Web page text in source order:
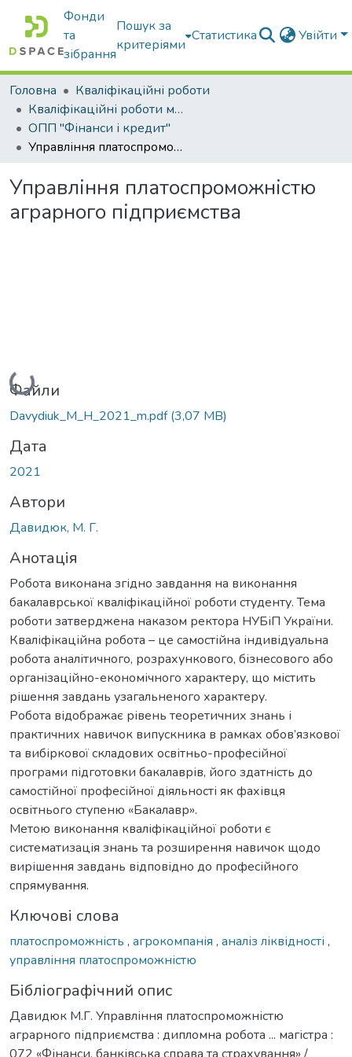
Фонди
та
зібрання
Пошук за
критеріями
Статистика Увійти
Головна
Кваліфікаційні роботи
Кваліфікаційні роботи магістрів
ОПП "Фінанси і кредит"
Управління платоспроможністю аграрного підприємства
Управління платоспроможністю
аграрного підприємства
Вантажиться...
Файли
Davydiuk_M_H_2021_m.pdf(3,07 MB)
Дата
2021
Автори
Давидюк, М. Г.
Анотація
Робота виконана згідно завдання на виконання
бакалаврської кваліфікаційної роботи студенту. Тема
роботи затверджена наказом ректора НУБіП України.
Кваліфікаційна робота – це самостійна індивідуальна
робота аналітичного, розрахункового, бізнесового або
організаційно-економічного характеру, що містить
рішення завдань узагальненого характеру.
Робота відображає рівень теоретичних знань і
практичних навичок випускника в рамках обов’язкової
та вибіркової складових освітньо-професійної
програми підготовки бакалаврів, його здатність до
самостійної професійної діяльності як фахівця
освітнього ступеню «Бакалавр».
Метою виконання кваліфікаційної роботи є
систематизація знань та розширення навичок щодо
вирішення завдань відповідно до професійного
спрямування.
Ключові слова
платоспроможність , агрокомпанія , аналіз ліквідності ,
управління платоспроможністю
Бібліографічний опис
Давидюк М.Г. Управління платоспроможністю
аграрного підприємства : дипломна робота ... магістра :